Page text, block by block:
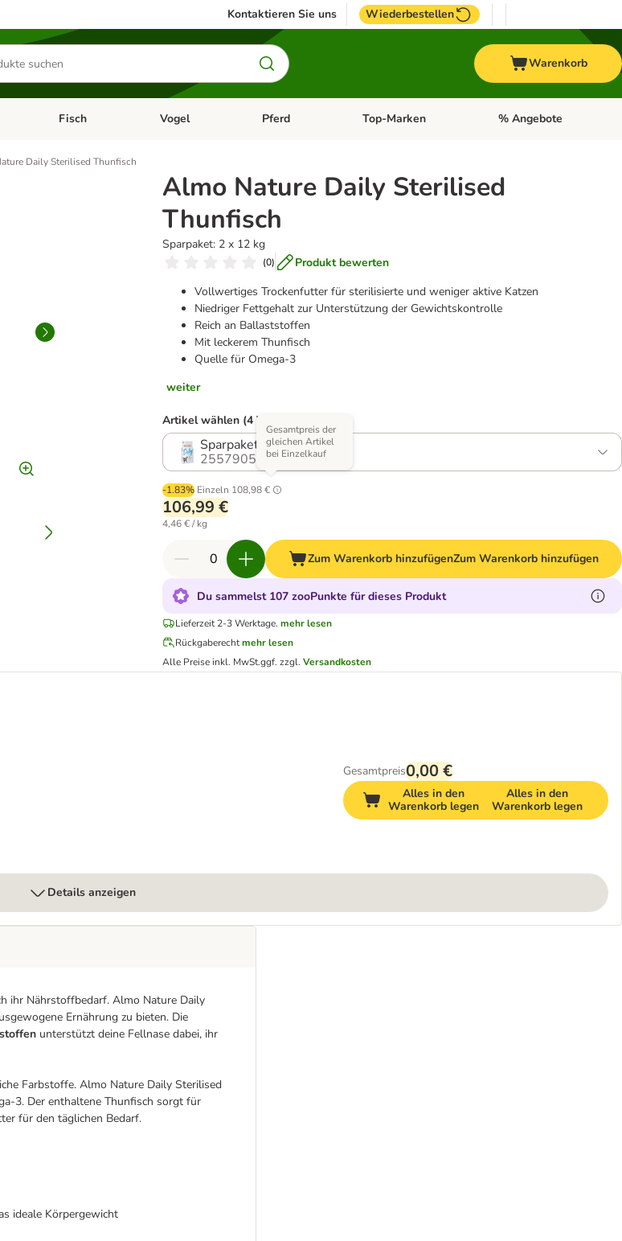
Kontaktieren Sie uns Wiederbestellen
Warenkorb
öffnen: Hundefutter & Zubehör
Kategorie-Menü öffnen: Kleintier
Fisch Kategorie-Menü öffnen: Fisch
Vogel Kategorie-Menü öffnen: Vogel
Pferd Kategorie-Menü öffnen: Pferd
Top-Marken Kategorie-Menü öffnen:
% Angebote
Daily Sterilised Thunfisch
Almo Nature Daily Sterilised
Thunfisch
Sparpaket: 2 x 12 kg
(0)
Produkt bewerten
Vollwertiges Trockenfutter für sterilisierte und weniger aktive Katzen
Niedriger Fettgehalt zur Unterstützung der Gewichtskontrolle
Reich an Ballaststoffen
Mit leckerem Thunfisch
Quelle für Omega-3
weiter
Artikel wählen (4 Varianten)
Sparpaket: 2 x 12 kg
2557905.3
-1.83% Einzeln 108,98 €
Gesamtpreis der
gleichen Artikel
bei Einzelkauf
106,99 €
4,46 € / kg
Zum Warenkorb hinzufügenZum Warenkorb hinzufügen
Du sammelst 107 zooPunkte für dieses Produkt
Lieferzeit 2-3 Werktage. mehr lesen
Rückgaberechtmehr lesen
Alle Preise inkl. MwSt.ggf. zzgl.Versandkosten
Gesamtpreis0,00 €
Alles in den
Warenkorb legen
Alles in den
Warenkorb legen
Details anzeigen
ihr Nährstoffbedarf. Almo Nature Daily
Ernährung zu bieten. Die
unterstützt deine Fellnase dabei, ihr
Farbstoffe. Almo Nature Daily Sterilised
3. Der enthaltene Thunfisch sorgt für
für den täglichen Bedarf.
ideale Körpergewicht